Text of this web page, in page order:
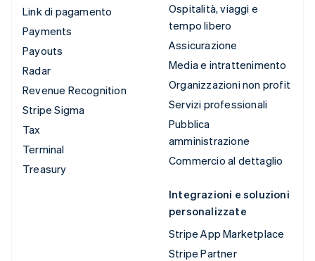
Link di pagamento
Payments
Payouts
Radar
Revenue Recognition
Stripe Sigma
Tax
Terminal
Treasury
Ospitalità, viaggi e
tempo libero
Assicurazione
Media e intrattenimento
Organizzazioni non profit
Servizi professionali
Pubblica
amministrazione
Commercio al dettaglio
Integrazioni e soluzioni
personalizzate
Stripe App Marketplace
Stripe Partner